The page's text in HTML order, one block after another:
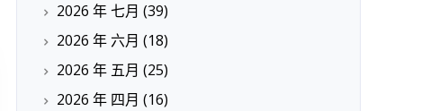
2026 年 七月 (39)
2026 年 六月 (18)
2026 年 五月 (25)
2026 年 四月 (16)